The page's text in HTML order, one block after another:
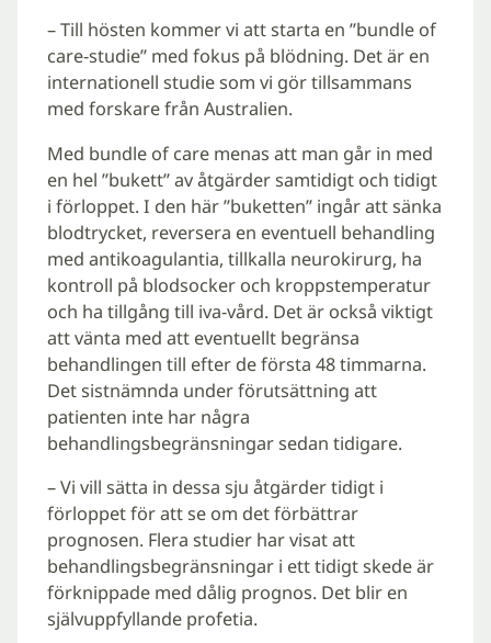
– Till hösten kommer vi att starta en ”bundle of
care-studie” med fokus på blödning. Det är en
internationell studie som vi gör tillsammans
med forskare från Australien.
Med bundle of care menas att man går in med
en hel ”bukett” av åtgärder samtidigt och tidigt
i förloppet. I den här ”buketten” ingår att sänka
blodtrycket, reversera en eventuell behandling
med antikoagulantia, tillkalla neurokirurg, ha
kontroll på blodsocker och kroppstemperatur
och ha tillgång till iva-vård. Det är också viktigt
att vänta med att eventuellt begränsa
behandlingen till efter de första 48 timmarna.
Det sistnämnda under förutsättning att
patienten inte har några
behandlingsbegränsningar sedan tidigare.
– Vi vill sätta in dessa sju åtgärder tidigt i
förloppet för att se om det förbättrar
prognosen. Flera studier har visat att
behandlingsbegränsningar i ett tidigt skede är
förknippade med dålig prognos. Det blir en
självuppfyllande profetia.